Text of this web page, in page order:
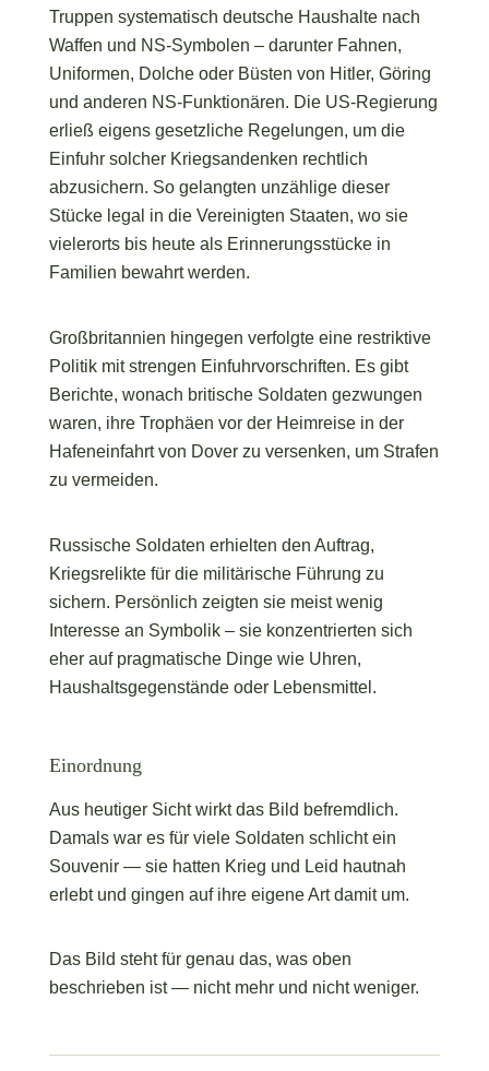
Truppen systematisch deutsche Haushalte nach
Waffen und NS-Symbolen – darunter Fahnen,
Uniformen, Dolche oder Büsten von Hitler, Göring
und anderen NS-Funktionären. Die US-Regierung
erließ eigens gesetzliche Regelungen, um die
Einfuhr solcher Kriegsandenken rechtlich
abzusichern. So gelangten unzählige dieser
Stücke legal in die Vereinigten Staaten, wo sie
vielerorts bis heute als Erinnerungsstücke in
Familien bewahrt werden.
Großbritannien hingegen verfolgte eine restriktive
Politik mit strengen Einfuhrvorschriften. Es gibt
Berichte, wonach britische Soldaten gezwungen
waren, ihre Trophäen vor der Heimreise in der
Hafeneinfahrt von Dover zu versenken, um Strafen
zu vermeiden.
Russische Soldaten erhielten den Auftrag,
Kriegsrelikte für die militärische Führung zu
sichern. Persönlich zeigten sie meist wenig
Interesse an Symbolik – sie konzentrierten sich
eher auf pragmatische Dinge wie Uhren,
Haushaltsgegenstände oder Lebensmittel.
Einordnung
Aus heutiger Sicht wirkt das Bild befremdlich.
Damals war es für viele Soldaten schlicht ein
Souvenir — sie hatten Krieg und Leid hautnah
erlebt und gingen auf ihre eigene Art damit um.
Das Bild steht für genau das, was oben
beschrieben ist — nicht mehr und nicht weniger.